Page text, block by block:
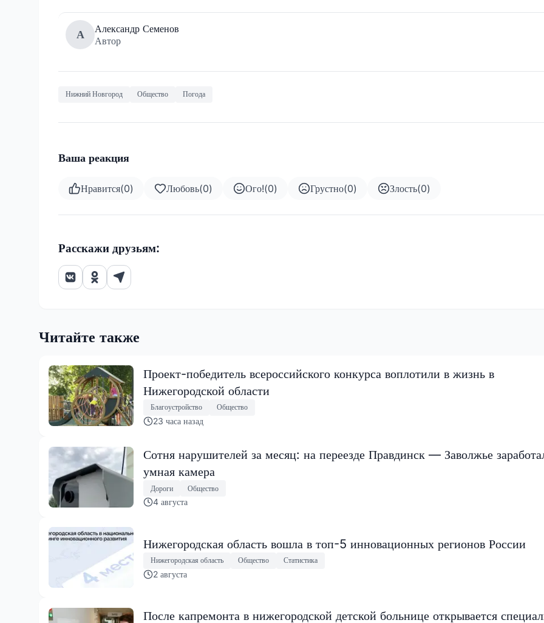
А
Александр Семенов
Автор
Нижний Новгород Общество Погода
Ваша реакция
Нравится(0) Любовь(0) Ого!(0) Грустно(0) Злость(0)
Расскажи друзьям:
Читайте также
Проект-победитель всероссийского конкурса воплотили в жизнь в
Нижегородской области
Благоустройство Общество
23 часа назад
Сотня нарушителей за месяц: на переезде Правдинск — Заволжье
умная камера
Дороги Общество
4 августа
Нижегородская область вошла в топ-5 инновационных регионов России
Нижегородская область Общество Статистика
2 августа
После капремонта в нижегородской детской больнице открывается